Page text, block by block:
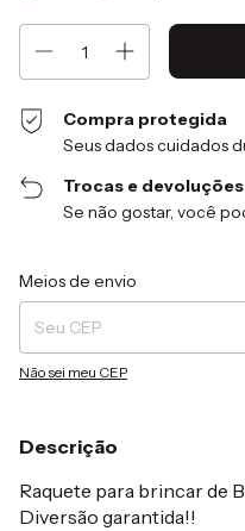
Compra protegida
Seus dados cuidados
Trocas e devoluções
Se não gostar, você
Entregas para o CEP:
Meios de envio
Não sei meu CEP
Descrição
Raquete para brincar de
Diversão garantida!!